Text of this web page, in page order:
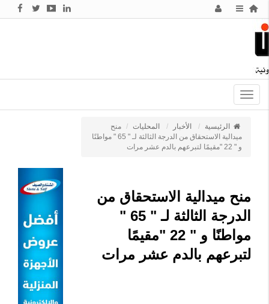
Toggle
navigation
الرئيسية الأخبار المحليات
منح
ميدالية الاستحقاق من الدرجة الثالثة لـ " 65 " مواطنًا
و " 22 "مقيمًا لتبرعهم بالدم عشر مرات
منح ميدالية الاستحقاق من
الدرجة الثالثة لـ " 65 "
مواطنًا و " 22 "مقيمًا
لتبرعهم بالدم عشر مرات